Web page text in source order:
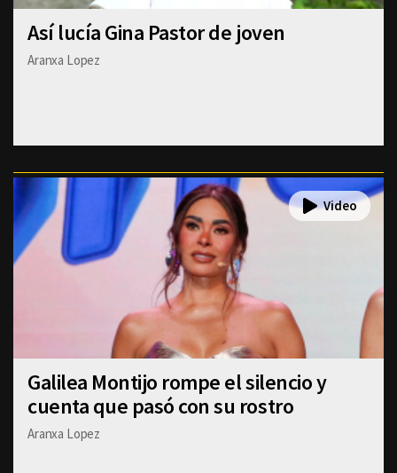
Así lucía Gina Pastor de joven
Aranxa Lopez
Galilea Montijo rompe el silencio y
cuenta que pasó con su rostro
Aranxa Lopez